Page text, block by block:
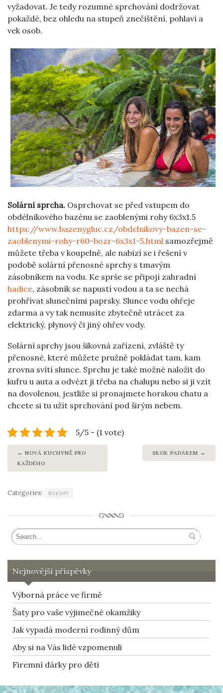
vyžadovat. Je tedy rozumné sprchování dodržovat
pokaždé, bez ohledu na stupeň znečištění, pohlaví a
vek osob.
Solární sprcha. Osprchovat se před vstupem do
obdélníkového bazénu se zaoblenými rohy 6x3x1.5
https://www.bazenygluc.cz/obdelnikovy-bazen-se-
zaoblenymi-rohy-r60-bozr-6x3x1-5.html samozřejmě
můžete třeba v koupelně, ale nabízí se i řešení v
podobě solární přenosné sprchy s tmavým
zásobníkem na vodu. Ke sprše se připojí zahradní
hadice, zásobník se napustí vodou a ta se nechá
prohřívat slunečními paprsky. Slunce vodu ohřeje
zdarma a vy tak nemusíte zbytečně utrácet za
elektrický, plynový či jiný ohřev vody.
Solární sprchy jsou šikovná zařízení, zvláště ty
přenosné, které můžete pružně pokládat tam, kam
zrovna svítí slunce. Sprchu je také možné naložit do
kufru u auta a odvézt ji třeba na chalupu nebo si ji vzít
na dovolenou, jestliže si pronajmete horskou chatu a
chcete si tu užít sprchování pod širým nebem.
5/5 - (1 vote)
NOVÁ KUCHYNĚ PRO
KAŽDÉHO
SKOK PADÁKEM
Categories: NÁKUPY
Nejnovější příspěvky
Výborná práce ve firmě
Šaty pro vaše výjimečné okamžiky
Jak vypadá moderní rodinný dům
Aby si na Vás lidé vzpomenuli
Firemní dárky pro děti